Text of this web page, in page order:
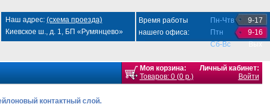
Время работы
нашего офиса:
Пн-Чтв
Птн
Сб-Вс
9-17
9-16
Наш адрес: (схема проезда)
Киевское ш., д. 1, БП «Румянцево»
Моя корзина:
Товаров: 0 (0 р.)
Личный кабинет:
Войти
контактный слой.